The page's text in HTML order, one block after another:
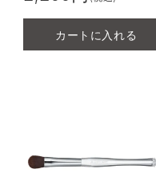
カートに入れる